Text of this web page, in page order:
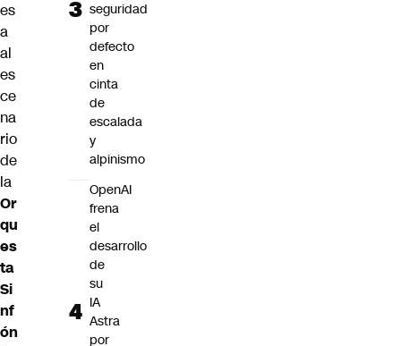
es
a
al
es
ce
na
rio
de
la
Or
qu
es
ta
Si
nf
ón
seguridad
por
defecto
en
cinta
de
escalada
y
alpinismo
OpenAI
frena
el
desarrollo
de
su
IA
Astra
por